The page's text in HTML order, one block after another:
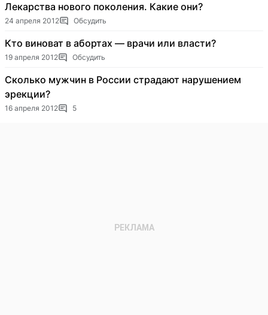
Лекарства нового поколения. Какие они?
24 апреля 2012 Обсудить
Кто виноват в абортах — врачи или власти?
19 апреля 2012 Обсудить
Сколько мужчин в России страдают нарушением
эрекции?
16 апреля 2012 5